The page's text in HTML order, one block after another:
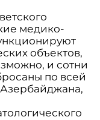
медико-
объектов,
и сотни
по всей